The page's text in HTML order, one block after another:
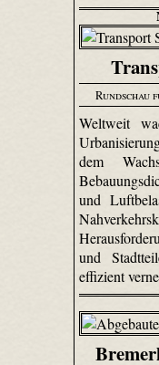
Weltweit
dem
und
und
effizient